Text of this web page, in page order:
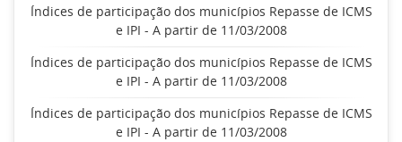
Índices de participação dos municípios Repasse de ICMS
e IPI - A partir de 11/03/2008
Índices de participação dos municípios Repasse de ICMS
e IPI - A partir de 11/03/2008
Índices de participação dos municípios Repasse de ICMS
e IPI - A partir de 11/03/2008